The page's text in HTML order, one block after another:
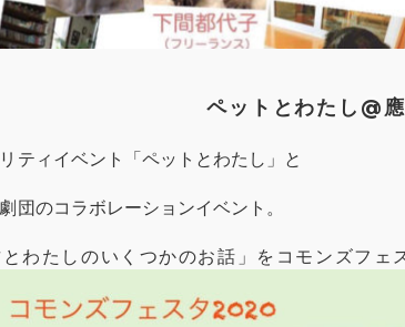
ペットとわたし@
ティイベント「ペットとわたし」と
団のコラボレーションイベント。
とわたしのいくつかのお話」をコモンズフ